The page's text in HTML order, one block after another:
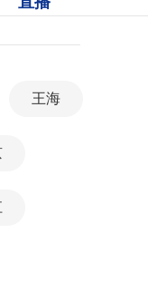
王海